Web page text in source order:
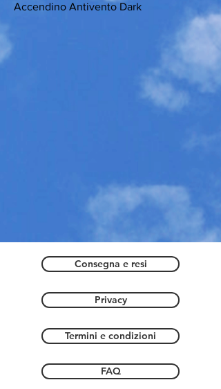
Accendino Antivento Dark
Consegna e resi
Privacy
Termini e condizioni
FAQ